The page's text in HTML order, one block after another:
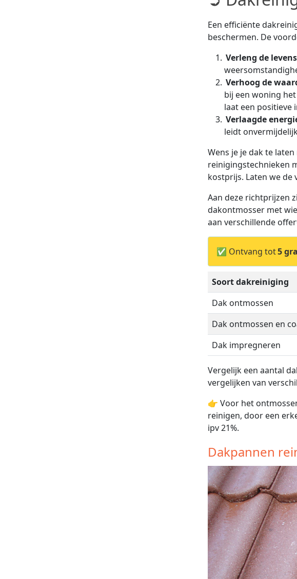
Een efficiënte
beschermen. De
Verleng de
Verhoog de
bij een woning
laat een positieve
Verlaagde
leidt
Wens je je dak te
reinigingstechnieken
kostprijs. Laten we de
Aan deze richtprijzen
dakontmosser met
aan verschillende
✅ Ontvang tot5
Soort dakreiniging
Dak ontmossen
Dak ontmossen en
Dak impregneren
Vergelijk een aantal
vergelijken van
👉 Voor het
reinigen, door een
ipv 21%.
Dakpannen